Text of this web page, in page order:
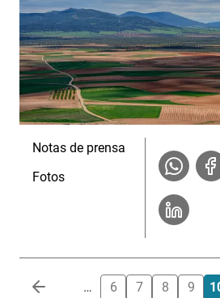
Notas de prensa
Fotos
Paginación … 6 7 8 9